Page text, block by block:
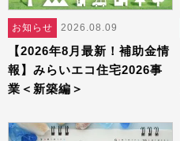
お知らせ 2026.08.09
【2026年8月最新！補助金情
報】みらいエコ住宅2026事
業＜新築編＞